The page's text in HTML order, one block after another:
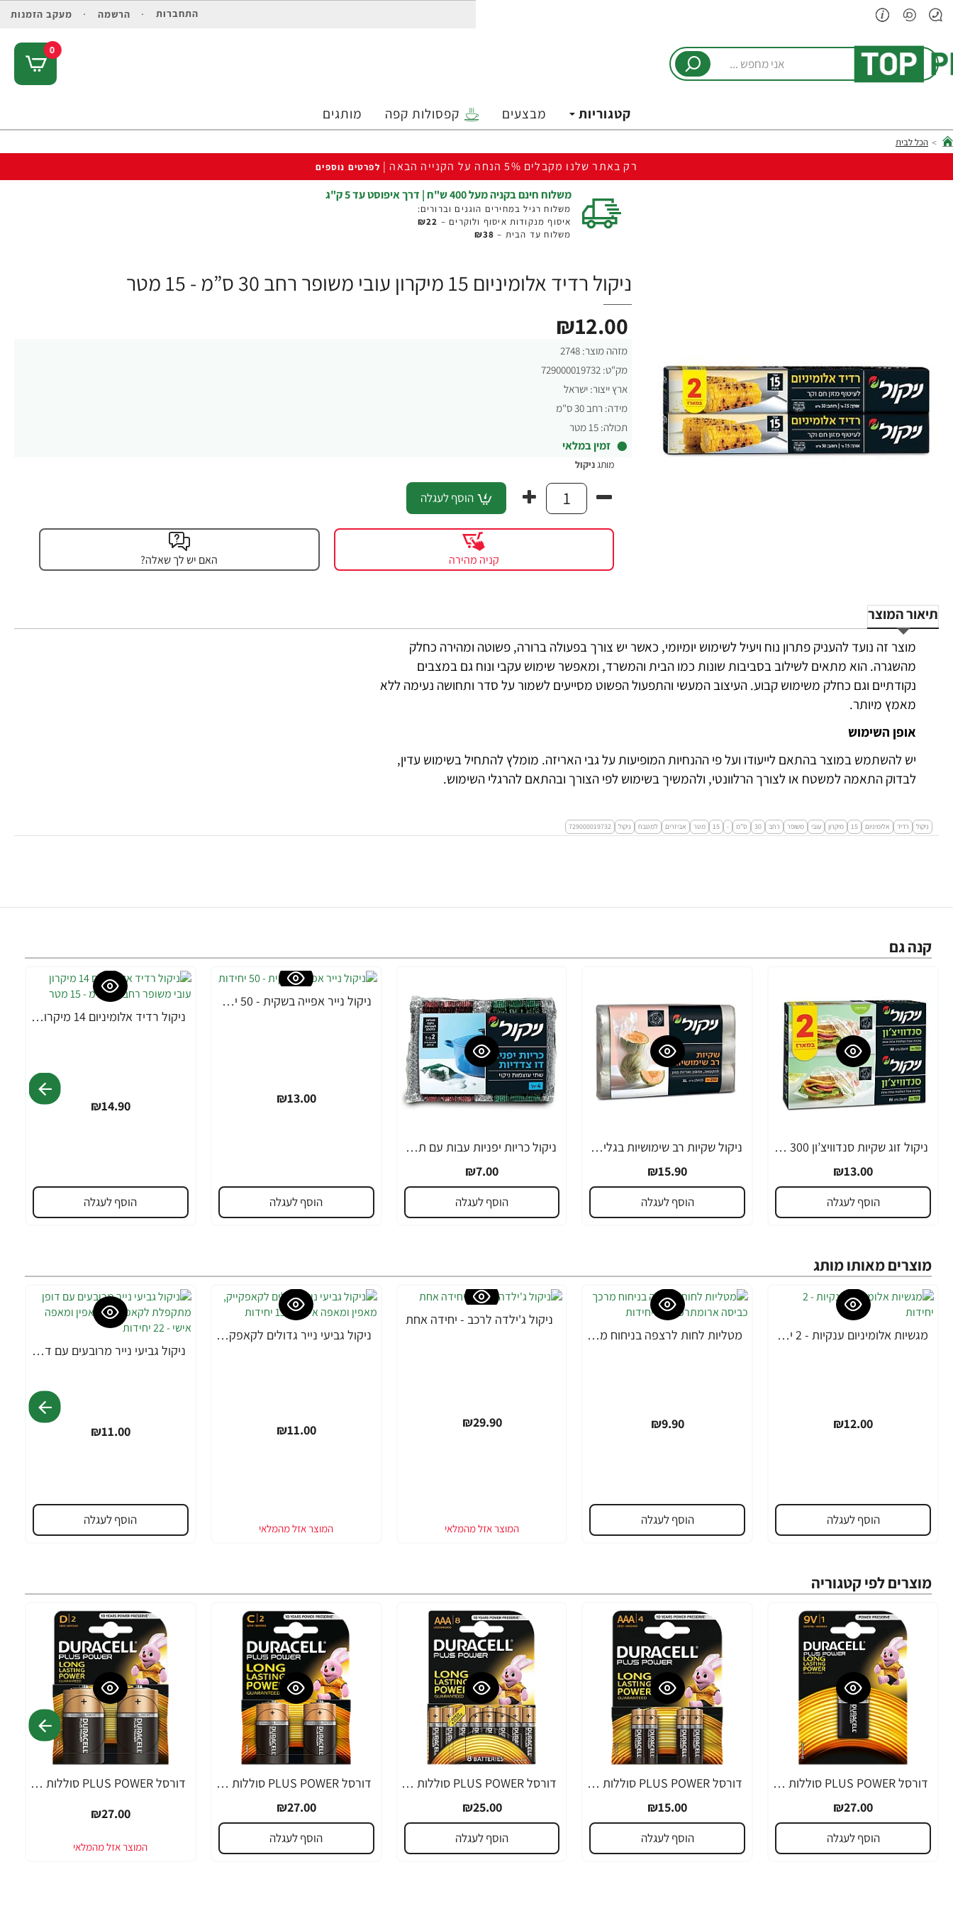
התחברות הרשמה מעקב הזמנות
מחפש
0
קטגוריות מבצעים קפסולות קפה מותגים
home
הכל לבית
רק באתר שלנו מקבלים 5% הנחה על הקנייה הבאה | לפרטים נוספים
משלוח חינם בקניה מעל 400 ש"ח | דרך איפוסט עד 5 ק"ג
משלוח רגיל במחירים הוגנים וברורים:
איסוף מנקודות איסוף ולוקרים – ₪22
משלוח עד הבית – ₪38
ניקול רדיד אלומיניום 15 מיקרון עובי משופר רחב 30 ס”מ - 15 מטר
מזהה מוצר: 2748
מק"ט: 729000019732
ארץ ייצור: ישראל
מידה: רחב 30 ס"מ
תכולה: 15 מטר
זמין במלאי
₪12.00
מותגניקול
הוסף לעגלה
קניה מהירה האם יש לך שאלה?
תיאור המוצר
מוצר זה נועד להעניק פתרון נוח ויעיל לשימוש יומיומי, כאשר יש צורך בפעולה ברורה, פשוטה ומהירה כחלק
מהשגרה. הוא מתאים לשילוב בסביבות שונות כמו הבית והמשרד, ומאפשר שימוש עקבי ונוח גם במצבים
נקודתיים וגם כחלק משימוש קבוע. העיצוב המעשי והתפעול הפשוט מסייעים לשמור על סדר ותחושה נעימה ללא
מאמץ מיותר.
אופן השימוש
יש להשתמש במוצר בהתאם לייעודו ועל פי ההנחיות המופיעות על גבי האריזה. מומלץ להתחיל בשימוש עדין,
לבדוק התאמה למשטח או לצורך הרלוונטי, ולהמשיך בשימוש לפי הצורך ובהתאם להרגלי השימוש.
ניקול רדיד אלומיניום 15 מיקרון עובי משופר רחב 30 ס”מ -
15 מטר אביזרים למטבח ניקול 729000019732
קנה גם
ניקול זוג שקיות סנדוויצ’ון 300 יחידות מארז זוג
₪13.00
הוסף לעגלה
ניקול שקיות רב שימושיות בגליל - 250 יחידות
₪15.90
הוסף לעגלה
ניקול כריות יפניות עבות עם תעלות ניקוז - 4 יחידות
₪7.00
הוסף לעגלה
ניקול נייר אפייה בשקית - 50 יחידות
₪13.00
הוסף לעגלה
ניקול רדיד אלומיניום 14 מיקרון עובי משופר רחב 45 ס”מ - 15 מטר
₪14.90
הוסף לעגלה
מוצרים מאותו מותג
מגשיות אלומיניום ענקיות - 2 יחידות
₪12.00
הוסף לעגלה
מטליות לחות לרצפה בניחוח מרכך כביסה ארומתרפיה 10 יחידות
₪9.90
הוסף לעגלה
ניקול ג'ילדה לרכב - יחידה אחת
₪29.90
ניקול גביעי נייר גדולים לקאפקייק, מאפין ומאפה אישי - 150 יחידות
₪11.00
ניקול גביעי נייר מרובעים עם דופן מתקפלת לקאפקייק, מאפין ומאפה אישי - 22 יחידות
₪11.00
הוסף לעגלה
מוצרים לפי קטגוריה
דורסל PLUS POWER סוללות 9V אריזת 1 יחידות - מבית Duracell
₪27.00
הוסף לעגלה
דורסל PLUS POWER סוללות AAA אריזת 4 יחידות - מבית Duracell
₪15.00
הוסף לעגלה
דורסל PLUS POWER סוללות AAA אריזת 8 יחידות - מבית Duracell
₪25.00
הוסף לעגלה
דורסל PLUS POWER סוללות C אריזת 2 יחידות - מבית Duracell
₪27.00
הוסף לעגלה
דורסל PLUS POWER סוללות D אריזת 2 יחידות - מבית Duracell
₪27.00